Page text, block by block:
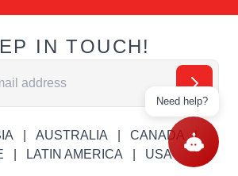
IN TOUCH!
почты
AUSTRALIA
CANADA
LATIN AMERICA USA
Need help?